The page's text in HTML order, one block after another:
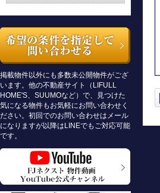
掲載物件以外にも多数未公開物件がござ
います。他の不動産サイト（LIFULL
HOME'S、SUUMOなど）で、見つけた
気になる物件もお気軽にお問い合わせく
ださい。初回でのお問い合わせはメール
になりますが以降はLINEでもご対応可能
です。